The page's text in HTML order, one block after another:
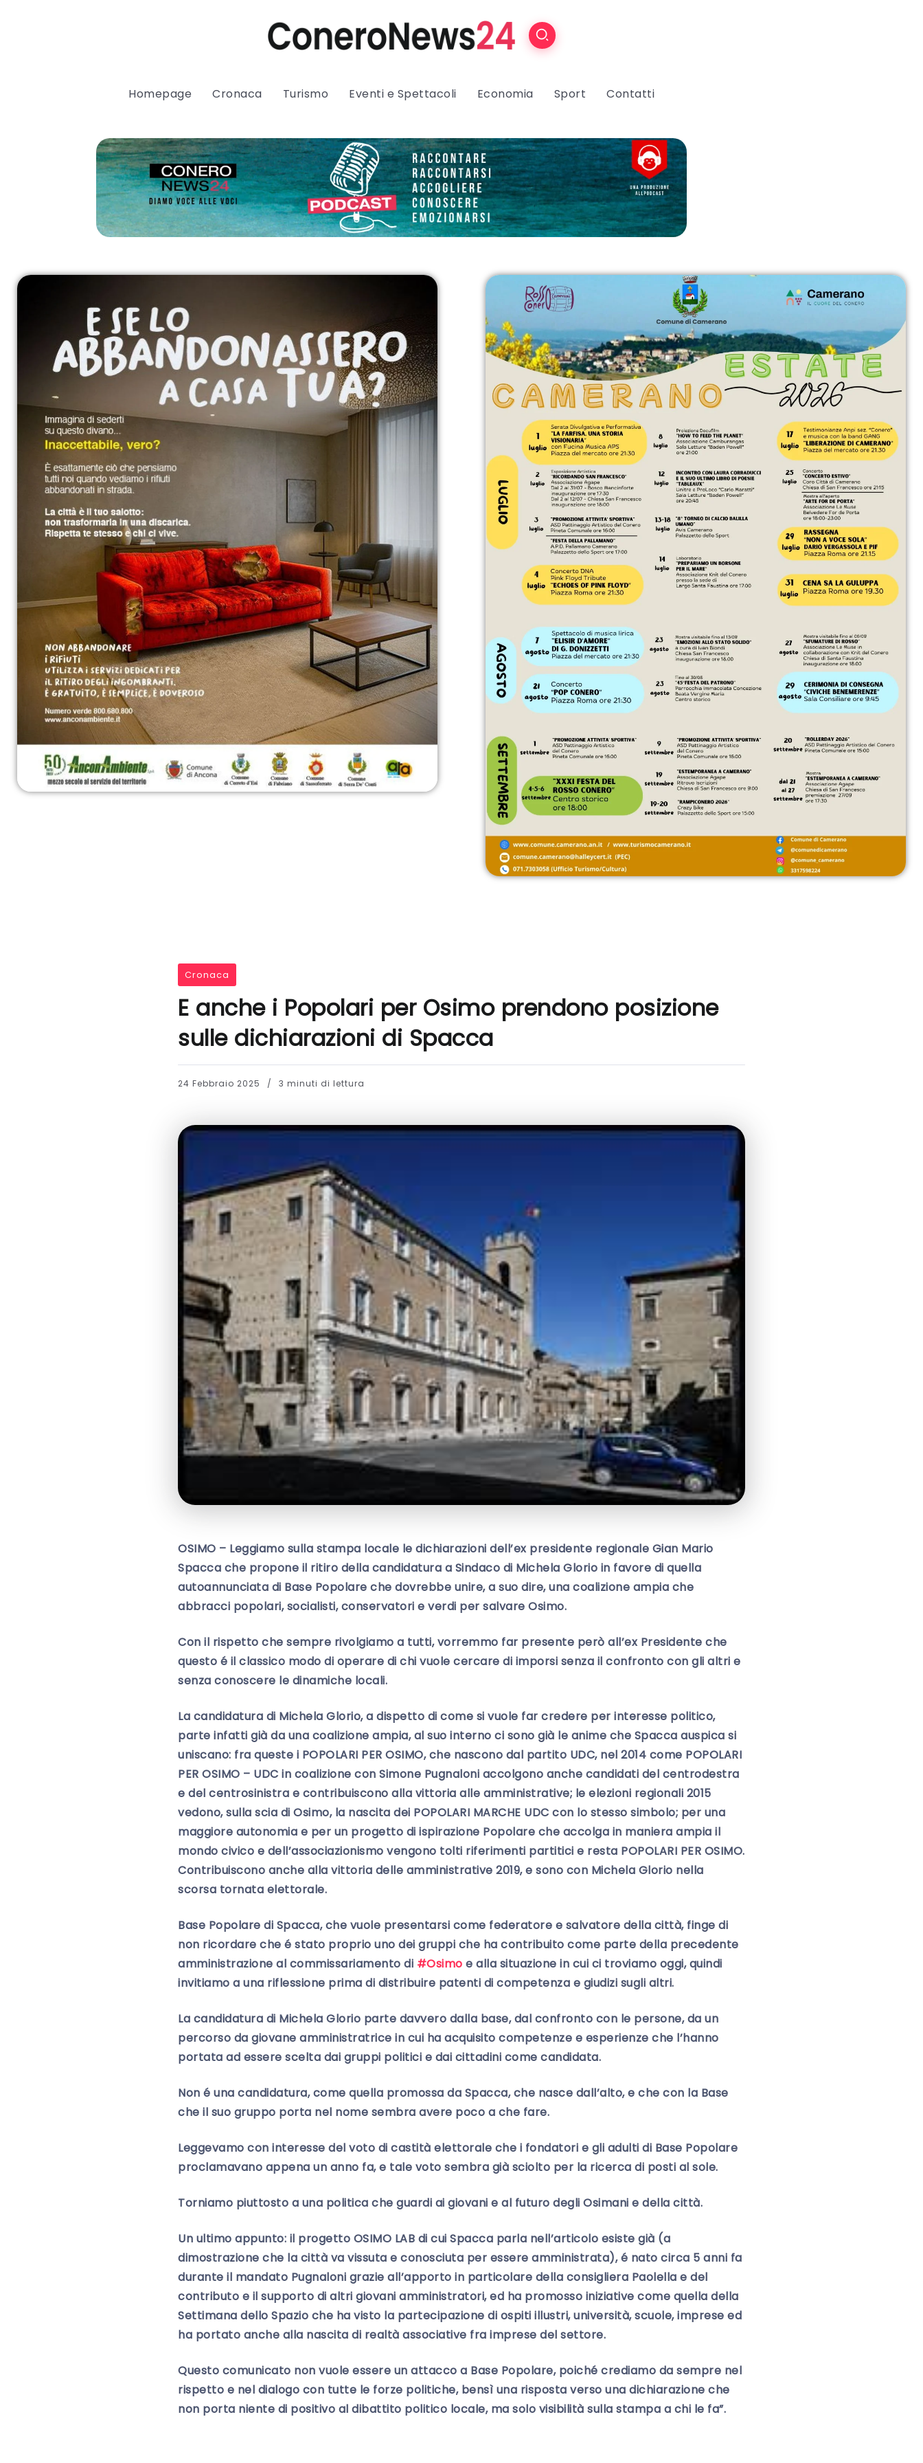
Homepage Cronaca Turismo Eventi e Spettacoli Economia Sport Contatti
Cronaca
E anche i Popolari per Osimo prendono posizione
sulle dichiarazioni di Spacca
24 Febbraio 2025 3 minuti di lettura
OSIMO – Leggiamo sulla stampa locale le dichiarazioni dell’ex presidente regionale Gian Mario
Spacca che propone il ritiro della candidatura a Sindaco di Michela Glorio in favore di quella
autoannunciata di Base Popolare che dovrebbe unire, a suo dire, una coalizione ampia che
abbracci popolari, socialisti, conservatori e verdi per salvare Osimo.
Con il rispetto che sempre rivolgiamo a tutti, vorremmo far presente però all’ex Presidente che
questo é il classico modo di operare di chi vuole cercare di imporsi senza il confronto con gli altri e
senza conoscere le dinamiche locali.
La candidatura di Michela Glorio, a dispetto di come si vuole far credere per interesse politico,
parte infatti già da una coalizione ampia, al suo interno ci sono già le anime che Spacca auspica si
uniscano: fra queste i POPOLARI PER OSIMO, che nascono dal partito UDC, nel 2014 come POPOLARI
PER OSIMO – UDC in coalizione con Simone Pugnaloni accolgono anche candidati del centrodestra
e del centrosinistra e contribuiscono alla vittoria alle amministrative; le elezioni regionali 2015
vedono, sulla scia di Osimo, la nascita dei POPOLARI MARCHE UDC con lo stesso simbolo; per una
maggiore autonomia e per un progetto di ispirazione Popolare che accolga in maniera ampia il
mondo civico e dell’associazionismo vengono tolti riferimenti partitici e resta POPOLARI PER OSIMO.
Contribuiscono anche alla vittoria delle amministrative 2019, e sono con Michela Glorio nella
scorsa tornata elettorale.
Base Popolare di Spacca, che vuole presentarsi come federatore e salvatore della città, finge di
non ricordare che é stato proprio uno dei gruppi che ha contribuito come parte della precedente
amministrazione al commissariamento di #Osimo e alla situazione in cui ci troviamo oggi, quindi
invitiamo a una riflessione prima di distribuire patenti di competenza e giudizi sugli altri.
La candidatura di Michela Glorio parte davvero dalla base, dal confronto con le persone, da un
percorso da giovane amministratrice in cui ha acquisito competenze e esperienze che l’hanno
portata ad essere scelta dai gruppi politici e dai cittadini come candidata.
Non é una candidatura, come quella promossa da Spacca, che nasce dall’alto, e che con la Base
che il suo gruppo porta nel nome sembra avere poco a che fare.
Leggevamo con interesse del voto di castità elettorale che i fondatori e gli adulti di Base Popolare
proclamavano appena un anno fa, e tale voto sembra già sciolto per la ricerca di posti al sole.
Torniamo piuttosto a una politica che guardi ai giovani e al futuro degli Osimani e della città.
Un ultimo appunto: il progetto OSIMO LAB di cui Spacca parla nell’articolo esiste già (a
dimostrazione che la città va vissuta e conosciuta per essere amministrata), é nato circa 5 anni fa
durante il mandato Pugnaloni grazie all’apporto in particolare della consigliera Paolella e del
contributo e il supporto di altri giovani amministratori, ed ha promosso iniziative come quella della
Settimana dello Spazio che ha visto la partecipazione di ospiti illustri, università, scuole, imprese ed
ha portato anche alla nascita di realtà associative fra imprese del settore.
Questo comunicato non vuole essere un attacco a Base Popolare, poiché crediamo da sempre nel
rispetto e nel dialogo con tutte le forze politiche, bensì una risposta verso una dichiarazione che
non porta niente di positivo al dibattito politico locale, ma solo visibilità sulla stampa a chi le fa”.